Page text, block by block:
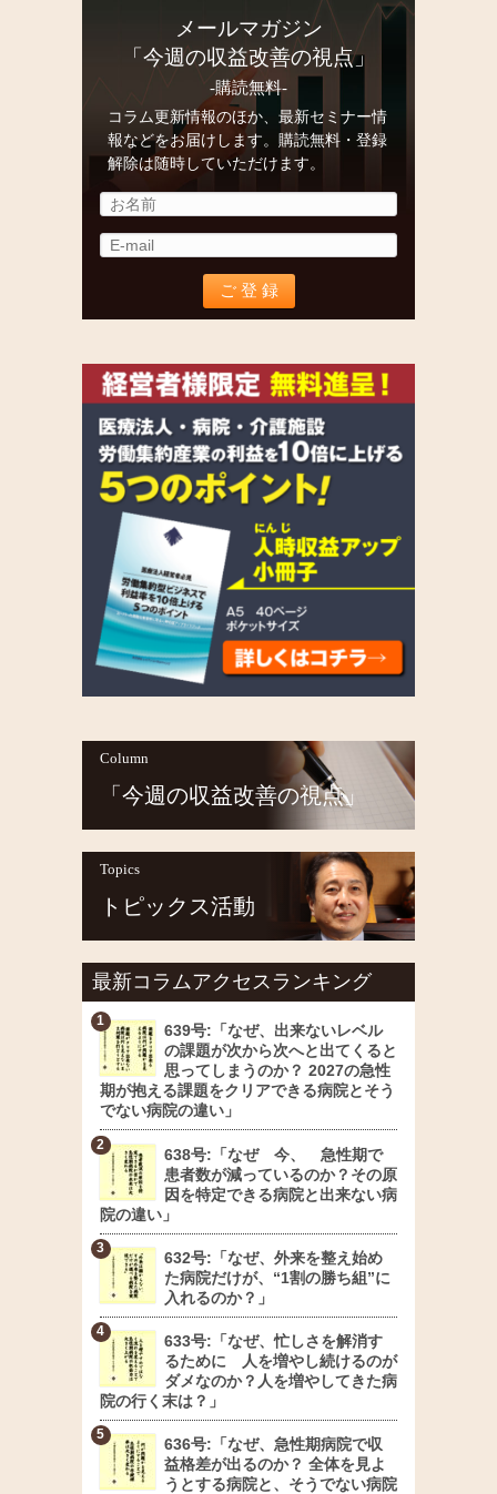
メールマガジン
「今週の収益改善の視点」
-購読無料-
コラム更新情報のほか、最新セミナー情
報などをお届けします。購読無料・登録
解除は随時していただけます。
Column
「今週の収益改善の視点」
Topics
トピックス活動
最新コラムアクセスランキング
639号:「なぜ、出来ないレベル
の課題が次から次へと出てくると
思ってしまうのか？ 2027の急性
期が抱える課題をクリアできる病院とそう
でない病院の違い」
638号:「なぜ 今、 急性期で
患者数が減っているのか？その原
因を特定できる病院と出来ない病
院の違い」
632号:「なぜ、外来を整え始め
た病院だけが、“1割の勝ち組”に
入れるのか？」
633号:「なぜ、忙しさを解消す
るために 人を増やし続けるのが
ダメなのか？人を増やしてきた病
院の行く末は？」
636号:「なぜ、急性期病院で収
益格差が出るのか？ 全体を見よ
うとする病院と、そうでない病院